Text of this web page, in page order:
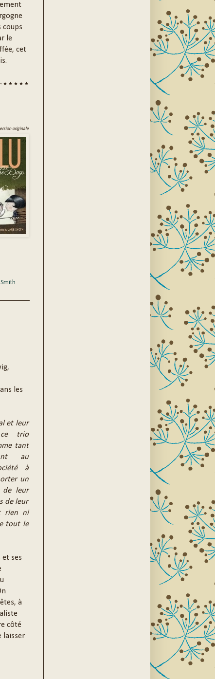
coups
le
cet
★ ★ ★ ★ ★
originale
Smith
les
et leur
trio
tant
au
à
un
de leur
de leur
rien ni
tout le
et ses
à
côté
laisser